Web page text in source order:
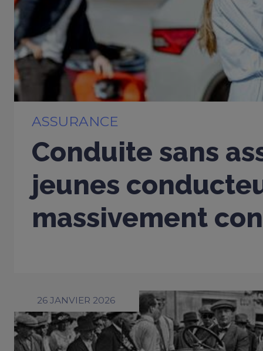
ASSURANCE
Conduite sans
jeunes
massivement
26 JANVIER 2026